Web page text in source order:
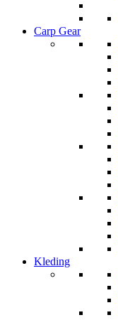
Carp Gear
Kleding